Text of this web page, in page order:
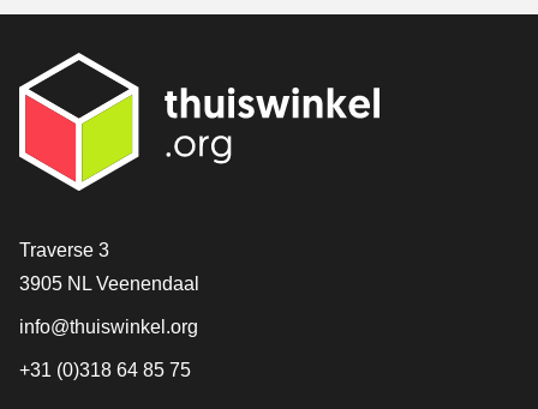
[_General:Contact]
Traverse 3
3905 NL Veenendaal
info@thuiswinkel.org
+31 (0)318 64 85 75